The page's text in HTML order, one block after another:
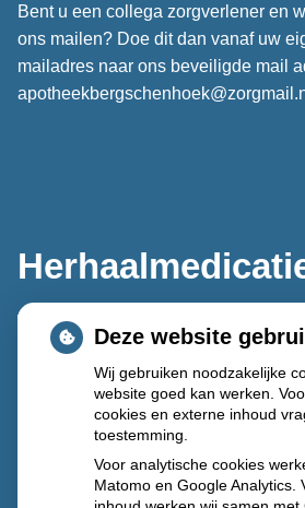
Bent u een collega zorgverlener en
ons mailen? Doe dit dan vanaf uw
mailadres naar ons beveiligde mail
Deze website
Wij gebruiken noodzakelijke
website goed kan werken.
cookies en externe inhoud
toestemming.
Voor analytische cookies
Matomo en Google Analytics.